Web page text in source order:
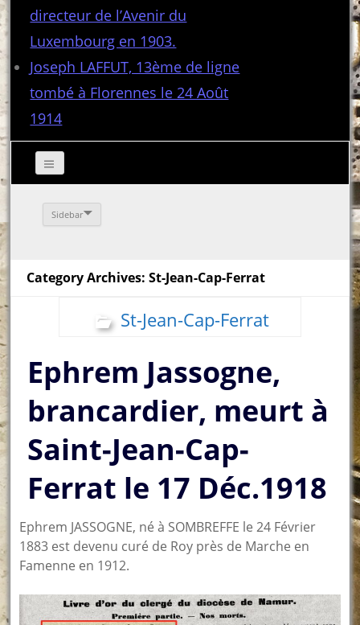
directeur de l’Avenir du
Luxembourg en 1903.
Joseph LAFFUT, 13ème de ligne
tombé à Florennes le 24 Août
1914
Sidebar
Category Archives: St-Jean-Cap-Ferrat
St-Jean-Cap-Ferrat
Ephrem Jassogne,
brancardier, meurt à
Saint-Jean-Cap-
Ferrat le 17 Déc.1918
Ephrem JASSOGNE, né à SOMBREFFE le 24 Février
1883 est devenu curé de Roy près de Marche en
Famenne en 1912.